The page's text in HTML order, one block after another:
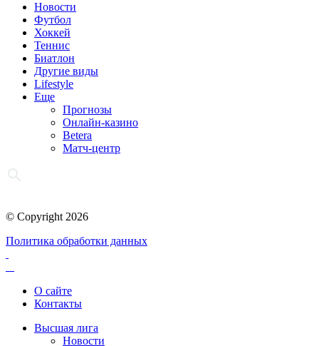
Новости
Футбол
Хоккей
Теннис
Биатлон
Другие виды
Lifestyle
Еще
Прогнозы
Онлайн-казино
Betera
Матч-центр
© Copyright 2026
Политика обработки данных
О сайте
Контакты
Высшая лига
Новости